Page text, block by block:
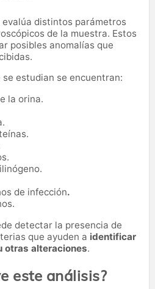
distintos parámetros
de la muestra. Estos
posibles anomalías que
estudian se encuentran:
la orina.
de infección.
detectar la presencia de
que ayuden a identificar
otras alteraciones.
este análisis?